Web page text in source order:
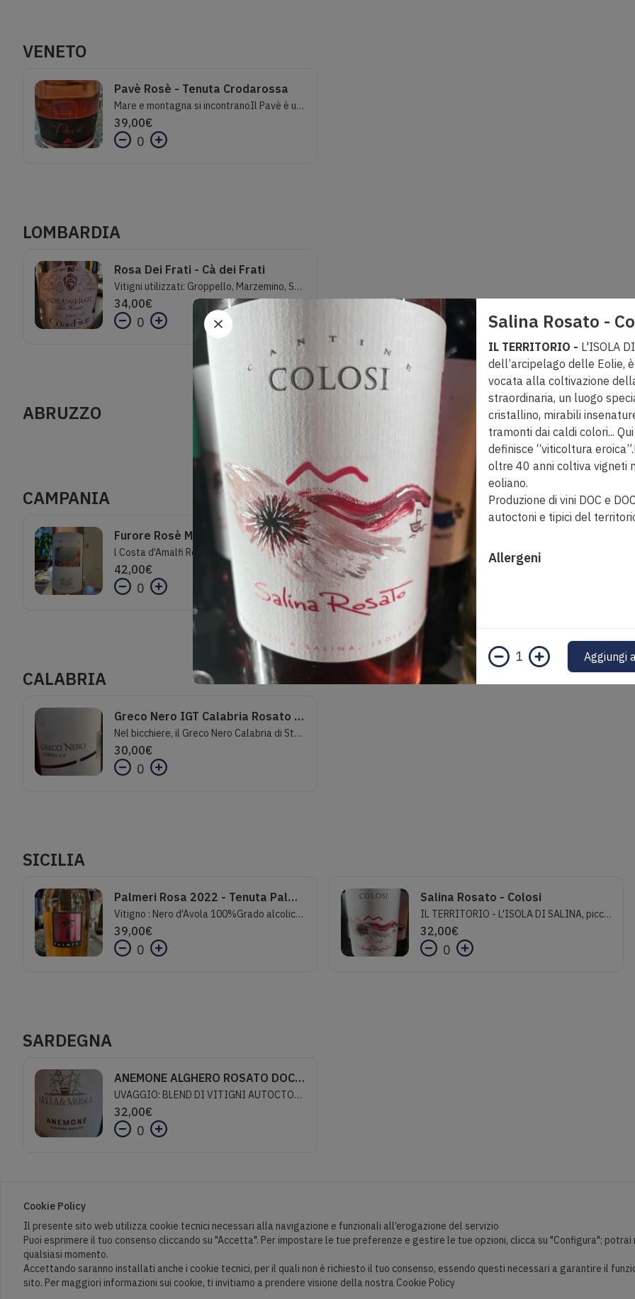
VENETO
Pavè Rosè - Tenuta Crodarossa
Mare e montagna si incontranoIl Pavè è un rosè spumante brut metodo charmat, che conferisce alle bollicine rosa eleganza, freschezza e leggerezza senza pari.Al calice, si aprono caleidoscopici giochi di riflessi, mentre al palato le bollicine fini e perlate danzano briose, creando un’esperienza sensoriale indimenticabile. Il terreno ghiaioso dove la vite di Pavana cresce si sente tutto: questo rosè Tenuta Crodarossa è sapido, minerale, equilibrato.Nella sua vivacità, il Pavè diventa il compagno ideale per l’aperitivo e le serate in compagnia. Le sue note fruttate e floreali si sposano in modo armonioso con sfiziosi stuzzichini, accendendo le emozioni di chi lo degusta e rendendo ogni incontro un’occasione speciale.Il Pavè, con la sua freschezza e frizzantezza, si rivela anche un partner insuperabile per piatti di pesce raffinati.Uve delle Dolomiti che incontrano il mare: un’autentica esperienza gourmet Made in Veneto!Il colore acceso del rosè Pavè è perfetto come accompagnamento ad una serata elegante a base di pescato
39,00€
0
LOMBARDIA
Rosa Dei Frati - Cà dei Frati
Vitigni utilizzati: Groppello, Marzemino, Sangiovese e BarberaGrado alcolico: 12,5% Un rosato di alto livello capace di sorprendere per la propria semplice autorevolezza. Fresco, delicato e incisivo al contempo, è in grado di essere protagonista della tavola. Al naso evidenzia sentori di fiori di biancospino, mela verde e ciliegia selvatica. In bocca è gustoso, fresco, sapido e capace di stimolare il palato grazie alla sua vivida acidità e ai sentori di piccoli frutti rossi. La facilità di beva invita al bicchiere successivo con un atteggiamento di spensieratezza. Indicato con salumi non eccessivamente grassi, verdure fritte, funghi, insalata di pomodoro e mozzarella, paste delicate e risotti primaverili, carni bianche leggere e pesci con lavorazione più decisa. Servire alla temperatura di 8° – 10° C.
34,00€
0
ABRUZZO
CAMPANIA
Furore Rosè Marisa Cuomo
l Costa d'Amalfi Rosato 2022 con denominazione Costa D'amalfi DOC, Un vivace rosato dall'intenso colore rosa che incanta con profumi di ciliegia, ribes rosso, melograno e essenze della macchia mediterranea. Al gusto, rivela una struttura armonica e una persistenza notevole, per un'esperienza sensoriale indimenticabile. Un vino rosato campano indimenticabile, rinfrescante da gustare nelle calde serate estive. Celebre per le sue qualità, il Costa d'Amalfi Rosato ha ricevuto la Gran Medaglia d'Oro al Concorso Internazionale dei Vini di Montagna, Cervim. Assapora questo pregiato esempio di Vini Rosati, Vini Campani e Vini Estremi, ideale per accompagnare piatti a base di pesce, antipasti e insalate estive. Immergiti nel mondo dei sapori autentici e delle tradizioni vinicole della Costa d'Amalfi con il delizioso Costa d'Amalfi 2022 Rosato di Cantine Marisa CuomoGradazione Alcolica13,5% Vol.Temperatura di Servizio8°C - 10°CAbbinamento PiattiPrimi piatti di pesce - Pesce alla griglia - Pesce in umido
42,00€
0
CALABRIA
Greco Nero IGT Calabria Rosato - Statti
Nel bicchiere, il Greco Nero Calabria di Statti offre un colore rosso chiaro brillante. Questo vino italiano colpisce per il suo sapore elegantemente secco. È stato imbottigliato con un residuo zuccherino eccezionalmente basso. Si tratta di un autentico vino di qualità che si distingue chiaramente da qualità più semplici e quindi, nonostante la sua secchezza, questo italiano delizia naturalmente con il massimo equilibrio. Un sapore eccellente non ha necessariamente bisogno di zucchero. La consistenza di questo vino rosato leggero è meravigliosamente leggera al palato. Il finale di questo giovane vino rosato della regione vitivinicola calabrese è infine delizioso con un buon retrogusto. Vinificazione: La base dell'elegante Greco Nero Calabria è costituita da uve del vitigno Greco Bianco. Dopo la vendemmia, le uve vengono trasportate rapidamente alla pressaia. Qui vengono selezionate e accuratamente pigiate. La fermentazione avviene in vasche di acciaio inox a temperatura controllata. Una volta terminata, il Greco Nero Calabria può continuare ad armonizzarsi sulle fecce fini per alcuni mesi.Questo vino rosato italiano si gusta al meglio fresco, a 8 - 10 °C. È l'accompagnamento perfetto per un'insalata di verdure con barbabietola, un'insalata di asparagi con quinoa o una trota arrosto con pera allo zenzero.
30,00€
0
SICILIA
Palmeri Rosa 2022 - Tenuta Palmeri
Vitigno : Nero d'Avola 100%Grado alcolico:13% VolTemperatura di servizio:8-9° CMaturazione: In acciaio per circa 6 mesiAffinamento:In bottiglia, per circa 3 mesi, a temperatura controllataNote di degustazione:Colore rosa tenue.Gradevole e intenso al naso con note floreali e sentori di frutta gialla. In bocca è fresco, rotondo e di buona struttura
39,00€
0
Salina Rosato - Colosi
IL TERRITORIO - L'ISOLA DI SALINA, piccola isola dell’arcipelago delle Eolie, è una terra altamente vocata alla coltivazione della viteUna terra unica e straordinaria, un luogo speciale con mare cristallino, mirabili insenature, spiagge incredibili e tramonti dai caldi colori... Qui sipratica quella che si definisce “viticoltura eroica”.La famiglia Colosi da oltre 40 anni coltiva vigneti nell’arcipelago eoliano.Produzione di vini DOC e DOCG esclusivamente autoctoni e tipici del territorio siciliano
32,00€
0
SARDEGNA
ANEMONE ALGHERO ROSATO DOC - SELLA&MOSCA
UVAGGIO: BLEND DI VITIGNI AUTOCTONIREGIONE: SARDEGNAGRADAZIONE ALCOLICA: 12%TEMPERATURA DI SERVIZIO: 12/14 °COLORE: ROSA TENUEPROFUMO: RICCO, FRESCO, VARIEGATO E ACCATTIVANTE È IL PROFILO OLFATTIVO, NEL QUALE I PROFUMI SI FONDONO A COSTITUIRE UN ESUBERANTE BOUQUET. LA VIOLA LA PRINCIPALE NOTA FLOREALE, LA CILIEGIA QUELLA FRUTTATA.GUSTO: ELEGANTE E ALLO STESSO TEMPO BRIOSO, SPIGLIATO E DISINVOLTO; DI GRANDE BEVIBILITÀ. PERFETTO COMEAPERITIVO COSÌ COME IN ABBINAMENTO CON PRIMI PIATTI LEGGERI, CARNI BIANCHE E VERDURE.
32,00€
0
Cookie Policy
Il presente sito web utilizza cookie tecnici necessari alla navigazione e funzionali all’erogazione del servizio
Puoi esprimere il tuo consenso cliccando su "Accetta". Per impostare le tue preferenze e gestire le tue opzioni, clicca su "Configura"; potrai
qualsiasi momento.
Accettando saranno installati anche i cookie tecnici, per il quali non è richiesto il tuo consenso, essendo questi necessari a garantire il
sito. Per maggiori informazioni sui cookie, ti invitiamo a prendere visione della nostra Cookie Policy
Salina Rosato -
IL TERRITORIO - L'ISOLA
dell’arcipelago delle Eolie,
vocata alla coltivazione
straordinaria, un luogo
cristallino, mirabili
tramonti dai caldi colori...
definisce “viticoltura
oltre 40 anni coltiva vigneti
eoliano.
Produzione di vini DOC e
autoctoni e tipici del
Allergeni
1 Aggiungi